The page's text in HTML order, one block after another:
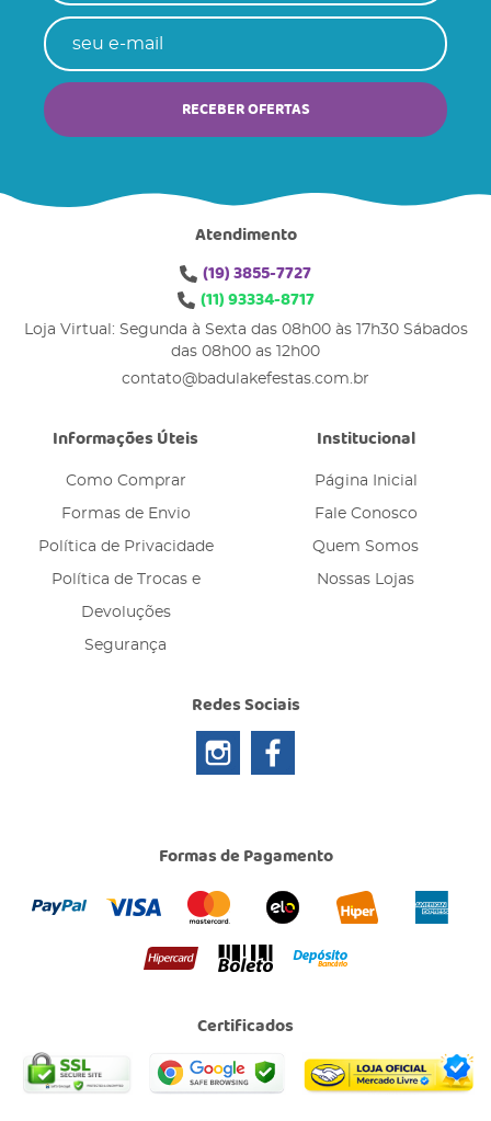
RECEBER OFERTAS
Atendimento
(19)3855-7727
(11)93334-8717
Loja Virtual: Segunda à Sexta das 08h00 às 17h30 Sábados
das 08h00 as 12h00
contato@badulakefestas.com.br
Informações Úteis
Como Comprar
Formas de Envio
Política de Privacidade
Política de Trocas e
Devoluções
Segurança
Institucional
Página Inicial
Fale Conosco
Quem Somos
Nossas Lojas
Redes Sociais
Formas de Pagamento
Certificados